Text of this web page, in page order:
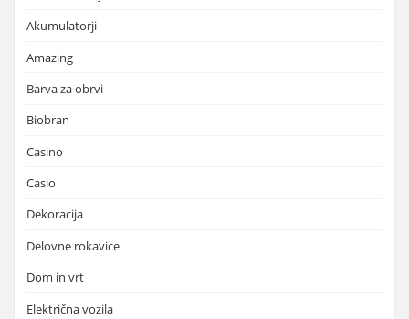
Akumulatorji
Amazing
Barva za obrvi
Biobran
Casino
Casio
Dekoracija
Delovne rokavice
Dom in vrt
Električna vozila